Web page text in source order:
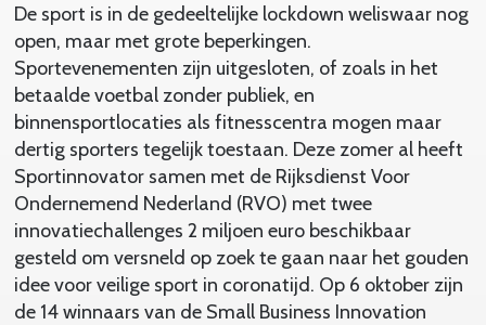
De sport is in de gedeeltelijke lockdown weliswaar nog
open, maar met grote beperkingen.
Sportevenementen zijn uitgesloten, of zoals in het
betaalde voetbal zonder publiek, en
binnensportlocaties als fitnesscentra mogen maar
dertig sporters tegelijk toestaan. Deze zomer al heeft
Sportinnovator samen met de Rijksdienst Voor
Ondernemend Nederland (RVO) met twee
innovatiechallenges 2 miljoen euro beschikbaar
gesteld om versneld op zoek te gaan naar het gouden
idee voor veilige sport in coronatijd. Op 6 oktober zijn
de 14 winnaars van de Small Business Innovation